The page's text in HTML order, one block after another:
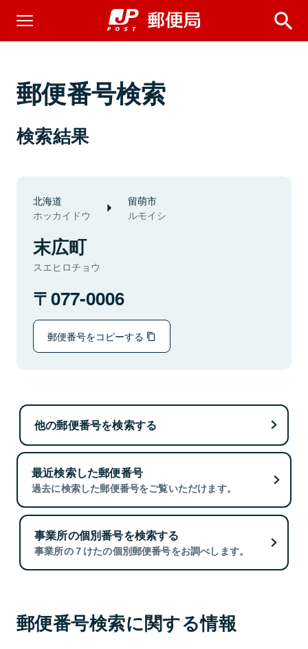
郵便番号検索
検索結果
北海道
ホッカイドウ
留萌市
ルモイシ
末広町
スエヒロチョウ
077-0006
郵便番号をコピーする
他の郵便番号を検索する
最近検索した郵便番号
過去に検索した郵便番号をご覧いただけます。
事業所の個別番号を検索する
事業所の７けたの個別郵便番号をお調べします。
郵便番号検索に関する情報